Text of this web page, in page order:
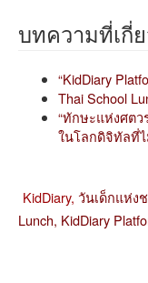
บทความที่เกี่
“KidDiary
Thai School
“ทักษะแห่งศต
ในโลกดิจิทัลที่
KidDiary, วันเด็กแห่ง
Lunch, KidDiary